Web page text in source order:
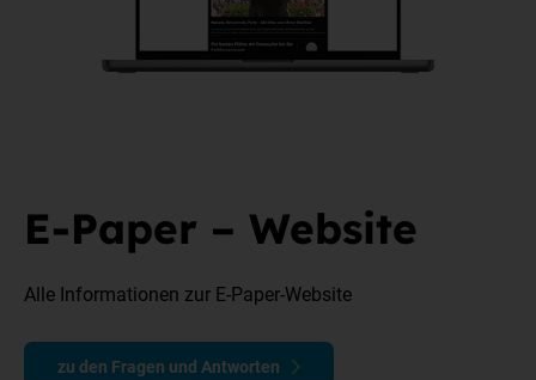
E-Paper – Website
Alle Informationen zur E-Paper-Website
zu den Fragen und Antworten